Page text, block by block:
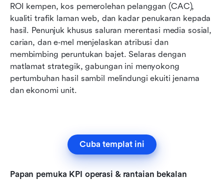
ROI kempen, kos pemerolehan pelanggan (CAC),
kualiti trafik laman web, dan kadar penukaran kepada
hasil. Penunjuk khusus saluran merentasi media sosial,
carian, dan e‑mel menjelaskan atribusi dan
membimbing peruntukan bajet. Selaras dengan
matlamat strategik, gabungan ini menyokong
pertumbuhan hasil sambil melindungi ekuiti jenama
dan ekonomi unit.
Cuba templat ini
Papan pemuka KPI operasi & rantaian bekalan